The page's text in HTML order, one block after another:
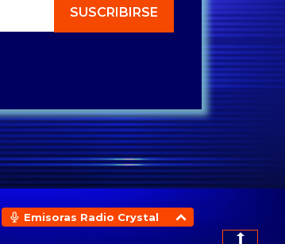
Emisoras Radio Crystal